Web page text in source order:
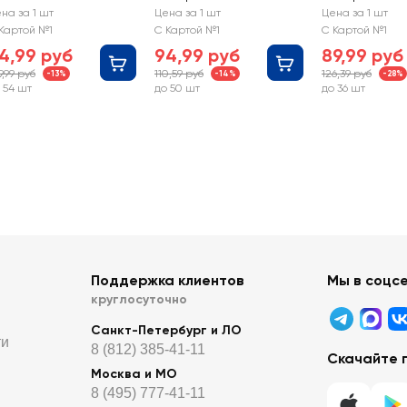
крупой,
месяцев
за 1 шт
№1
руб
руб -13%
54 шт
БАБУШКИНО
ЛУКОШКО
кабачками, с 6
месяцев
Цена за 1 шт
С Картой №1
94,99 руб
110,59 руб -14%
до 50 шт
БАБУШКИНО
ЛУКОШКО
индейкой, с 6
месяцев
Цена за 1 шт
С Картой №1
89,99 руб
126,39 руб -28%
до 36 шт
Поддержка клиентов
круглосуточно
Санкт-Петербург и ЛО
8 (812) 385-41-11
Москва и МО
8 (495) 777-41-11
Мы в
Скачайте